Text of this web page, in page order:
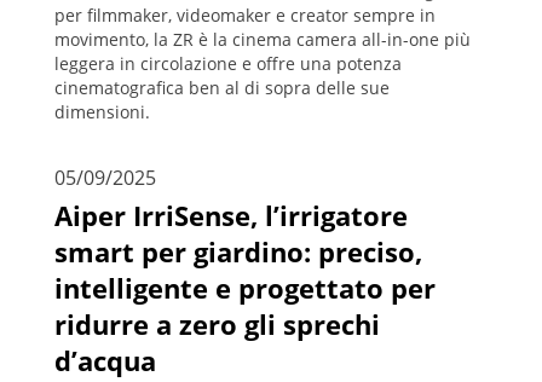
per filmmaker, videomaker e creator sempre in
movimento, la ZR è la cinema camera all-in-one più
leggera in circolazione e offre una potenza
cinematografica ben al di sopra delle sue
dimensioni.
05/09/2025
Aiper IrriSense, l’irrigatore
smart per giardino: preciso,
intelligente e progettato per
ridurre a zero gli sprechi
d’acqua